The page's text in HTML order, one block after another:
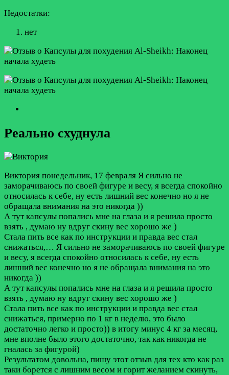
Недостатки:
нет
Реально схуднула
Виктория понедельник, 17 февраля Я сильно не
заморачиваюсь по своей фигуре и весу, я всегда спокойно
относилась к себе, ну есть лишний вес конечно но я не
обращала внимания на это никогда ))
А тут капсулы попались мне на глаза и я решила просто
взять , думаю ну вдруг скину вес хорошо же )
Стала пить все как по инструкции и правда вес стал
снижаться,… Я сильно не заморачиваюсь по своей фигуре
и весу, я всегда спокойно относилась к себе, ну есть
лишний вес конечно но я не обращала внимания на это
никогда ))
А тут капсулы попались мне на глаза и я решила просто
взять , думаю ну вдруг скину вес хорошо же )
Стала пить все как по инструкции и правда вес стал
снижаться, примерно по 1 кг в неделю, это было
достаточно легко и просто)) в итогу минус 4 кг за месяц,
мне вполне было этого достаточно, так как никогда не
гналась за фигурой)
Результатом довольна, пишу этот отзыв для тех кто как раз
таки борется с лишним весом и горит желанием скинуть,